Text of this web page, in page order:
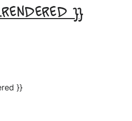
}}
}}